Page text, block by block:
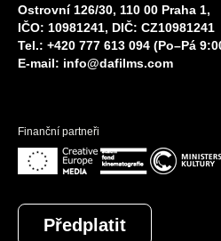
Ostrovní 126/30, 110 00 Praha 1,
IČO: 10981241, DIČ: CZ10981241
Tel.: +420 777 613 094 (Po–Pá
E-mail: info@dafilms.com
Finanční partneři
Předplatit